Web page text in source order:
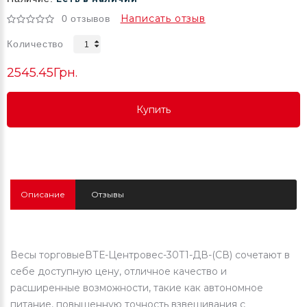
0 отзывов Написать отзыв
Количество
2545.45Грн.
Купить
Купить
Описание Отзывы
Весы торговыеВТЕ-Центровес-30Т1-ДВ-(СВ) сочетают в
себе доступную цену, отличное качество и
расширенные возможности, такие как автономное